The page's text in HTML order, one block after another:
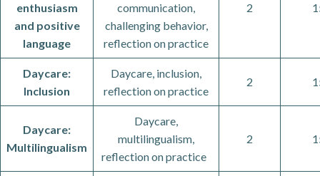
enthusiasm
and positive
language
communication,
challenging behavior,
reflection on practice
2
Daycare:
Inclusion
Daycare, inclusion,
reflection on practice
2
Daycare:
Multilingualism
Daycare,
multilingualism,
reflection on practice
2